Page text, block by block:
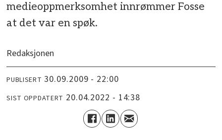
medieoppmerksomhet innrømmer Fosse
at det var en spøk.
Redaksjonen
PUBLISERT 30.09.2009 - 22:00
SIST OPPDATERT 20.04.2022 - 14:38